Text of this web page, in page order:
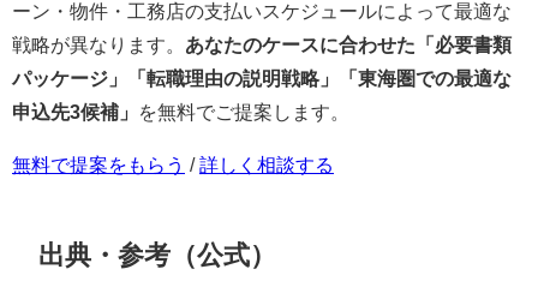
ーン・物件・工務店の支払いスケジュールによって最適な
戦略が異なります。 あなたのケースに合わせた「必要書類
パッケージ」「転職理由の説明戦略」「東海圏での最適な
申込先3候補」
を無料でご提案します。
無料で提案をもらう /詳しく相談する
出典・参考（公式）